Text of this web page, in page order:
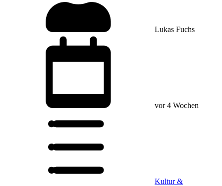
Lukas Fuchs
vor 4 Wochen
Kultur &